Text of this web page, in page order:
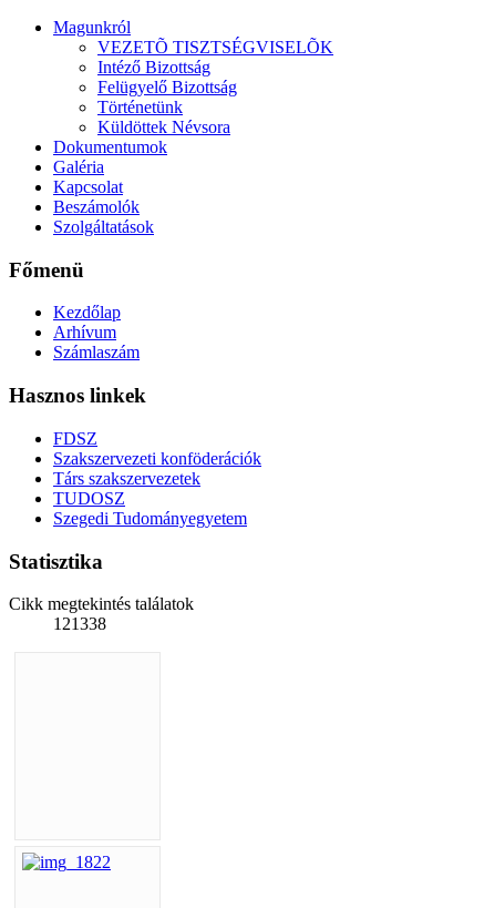
Magunkról
VEZETÕ TISZTSÉGVISELÕK
Intéző Bizottság
Felügyelő Bizottság
Történetünk
Küldöttek Névsora
Dokumentumok
Galéria
Kapcsolat
Beszámolók
Szolgáltatások
Főmenü
Kezdőlap
Arhívum
Számlaszám
Hasznos linkek
FDSZ
Szakszervezeti konföderációk
Társ szakszervezetek
TUDOSZ
Szegedi Tudományegyetem
Statisztika
Cikk megtekintés találatok
121338